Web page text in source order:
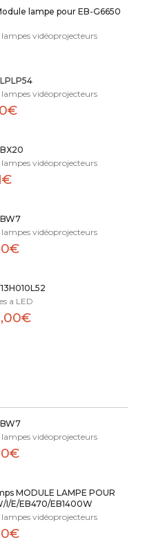
lampe pour EB-G6650
lampes vidéoprojecteurs
lampes vidéoprojecteurs
lampes vidéoprojecteurs
lampes vidéoprojecteurs
a LED
lampes vidéoprojecteurs
MODULE LAMPE POUR
I/E/EB470/EB1400W
lampes vidéoprojecteurs